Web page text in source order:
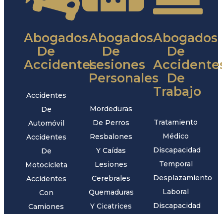
Abogados
De
Accidentes
Accidentes
De
Automóvil
Accidentes
De
Motocicleta
Accidentes
Con
Camiones
Abogados
De
Lesiones
Personales
Mordeduras
De Perros
Resbalones
Y Caídas
Lesiones
Cerebrales
Quemaduras
Y Cicatrices
Abogados
De
De
Trabajo
Tratamiento
Médico
Discapacidad
Temporal
Desplazamiento
Laboral
Discapacidad